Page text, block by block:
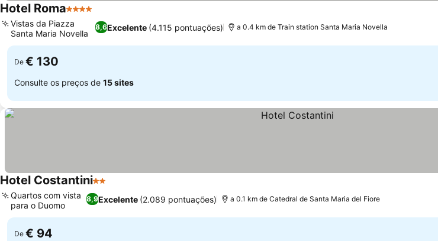
Hotel Roma4 Estrelas
8,6Excelente (4.115 pontuações)
Vistas da Piazza
Santa Maria Novella
a 0.4 km de Train station Santa Maria Novella
De € 130
Consulte os preços de 15 sites
Hotel Costantini2 Estrelas
8,9Excelente (2.089 pontuações)
Quartos com vista
para o Duomo
a 0.1 km de Catedral de Santa Maria del Fiore
De € 94